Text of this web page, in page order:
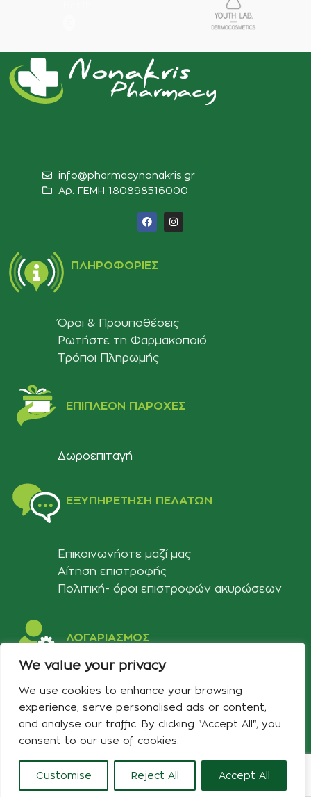
We value your privacy
We use cookies to enhance your browsing
experience, serve personalised ads or content,
and analyse our traffic. By clicking "Accept All", you
consent to our use of cookies.
Customise Reject All Accept All
info@pharmacynonakris.gr
Αρ. ΓΕΜΗ 180898516000‬
ΠΛΗΡΟΦΟΡΊΕΣ
Όροι & Προϋποθέσεις
Ρωτήστε τη Φαρμακοποιό
Τρόποι Πληρωμής
ΕΠΙΠΛΈΟΝ ΠΑΡΟΧΈΣ
Δωροεπιταγή
ΕΞΥΠΗΡΈΤΗΣΗ ΠΕΛΑΤΏΝ
Επικοινωνήστε μαζί μας
Αίτηση επιστροφής
Πολιτική- όροι επιστροφών ακυρώσεων
ΛΟΓΑΡΙΑΣΜΟΣ
Στοιχεία λογαριασμού
Λίστα αγαπημένων
Copyright 2024 Developed & Designed byBest Cybernetics
0